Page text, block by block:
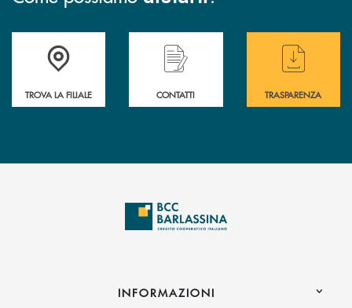
Accedi all' elenco completo delle filiali di BCC Barlassina.
TROVA LA FILIALE
Hai bisogno di assistenza immediata ?
CONTATTI
Hai bisogno di
TRASPARENZA
INFORMAZIONI